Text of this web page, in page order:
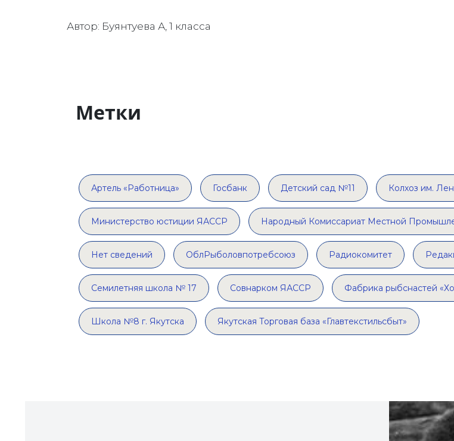
Автор: Буянтуева А, 1 класса
Метки
Артель «Работница» Госбанк Детский сад №11 Колхоз им.
Министерство юстиции ЯАССР Народный Комиссариат Местной
Нет сведений ОблРыболовпотребсоюз Радиокомитет
Семилетняя школа № 17 Совнарком ЯАССР Фабрика рыбснастей
Школа №8 г. Якутска Якутская Торговая база «Главтекстильсбыт»